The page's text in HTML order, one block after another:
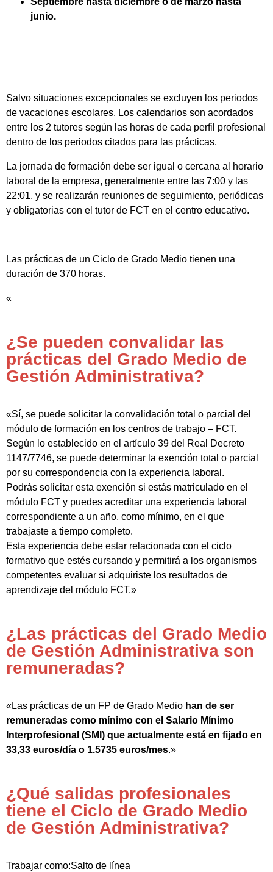
junio.
Salvo situaciones excepcionales se excluyen los periodos
de vacaciones escolares. Los calendarios son acordados
entre los 2 tutores según las horas de cada perfil profesional
dentro de los periodos citados para las prácticas.
La jornada de formación debe ser igual o cercana al horario
laboral de la empresa, generalmente entre las 7:00 y las
22:01, y se realizarán reuniones de seguimiento, periódicas
y obligatorias con el tutor de FCT en el centro educativo.
Las prácticas de un Ciclo de Grado Medio tienen una
duración de 370 horas.
«
¿Se pueden convalidar las
prácticas del Grado Medio de
Gestión Administrativa?
«Sí, se puede solicitar la convalidación total o parcial del
módulo de formación en los centros de trabajo – FCT.
Según lo establecido en el artículo 39 del Real Decreto
1147/7746, se puede determinar la exención total o parcial
por su correspondencia con la experiencia laboral.
Podrás solicitar esta exención si estás matriculado en el
módulo FCT y puedes acreditar una experiencia laboral
correspondiente a un año, como mínimo, en el que
trabajaste a tiempo completo.
Esta experiencia debe estar relacionada con el ciclo
formativo que estés cursando y permitirá a los organismos
competentes evaluar si adquiriste los resultados de
aprendizaje del módulo FCT.»
¿Las prácticas del Grado Medio
de Gestión Administrativa son
remuneradas?
«Las prácticas de un FP de Grado Medio han de ser
remuneradas como mínimo con el Salario Mínimo
Interprofesional (SMI) que actualmente está en fijado en
33,33 euros/día o 1.5735 euros/mes.»
¿Qué salidas profesionales
tiene el Ciclo de Grado Medio
de Gestión Administrativa?
Trabajar como:Salto de línea